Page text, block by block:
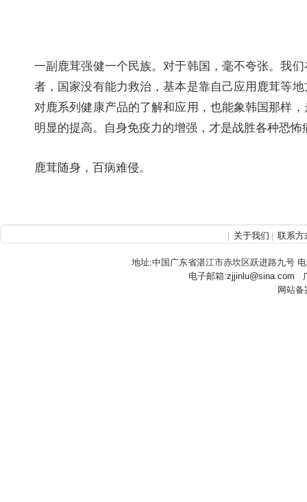
一副鹿茸强健一个民族。对于韩国，毫不夸张。我
者，国家没有能力救治，基本是靠自己应用鹿茸等
对鹿系列健康产品的了解和应用，也能象韩国那样
明显的提高。自身免疫力的增强，才是战胜各种恐怖
鹿茸随身，百病难侵。
| 关于我们 | 联系方
地址:中国广东省湛江市赤坎区跃进路九号
电子邮箱:zjjinlu@sina.com
网站